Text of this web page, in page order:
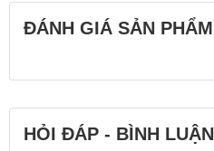
ĐÁNH GIÁ SẢN PHẨM
HỎI ĐÁP - BÌNH LUẬN